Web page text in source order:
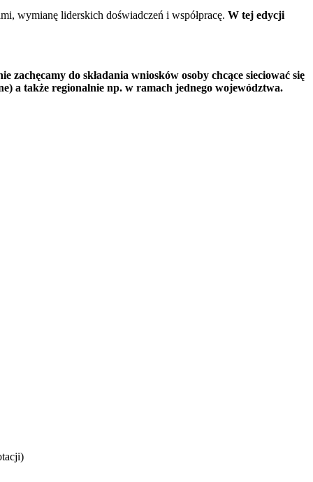
wymianę liderskich doświadczeń i współpracę. W tej edycji
zachęcamy do składania wniosków osoby chcące sieciować się
a także regionalnie np. w ramach jednego województwa.